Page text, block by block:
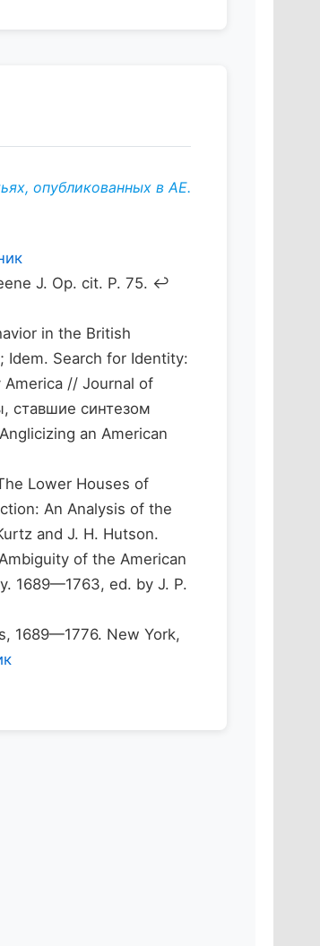
опубликованных в АЕ.
J. Op. cit. P. 75. ↩
in the British
Idem. Search for Identity:
// Journal of
ставшие синтезом
an American
Lower Houses of
An Analysis of the
and J. H. Hutson.
of the American
1689—1763, ed. by J. P.
1689—1776. New York,